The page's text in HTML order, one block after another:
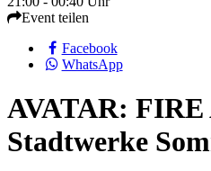
Event teilen
Facebook
WhatsApp
AVATAR:
Stadtwerke